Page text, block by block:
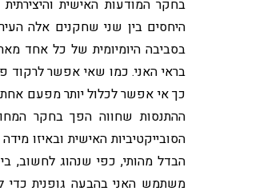
בחקר המודעות האישית
היחסים בין שני שחקנים אלה
בסביבה היומיומית של כל אחד
בראי האני. כמו שאי אפשר לרקוד
כך אי אפשר לכלול יותר מפעם אחת
ההתנסות שחווה הפך בחקר
הסובייקטיביות האישית ובאיזו
הבדל מהותי, כפי שנהוג לחשוב,
משתמש האני בהבעה גופנית כדי